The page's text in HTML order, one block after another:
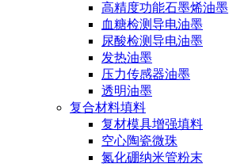
高精度功能石墨烯油墨
血糖检测导电油墨
尿酸检测导电油墨
发热油墨
压力传感器油墨
透明油墨
复合材料填料
复材模具增强填料
空心陶瓷微珠
氮化硼纳米管粉末